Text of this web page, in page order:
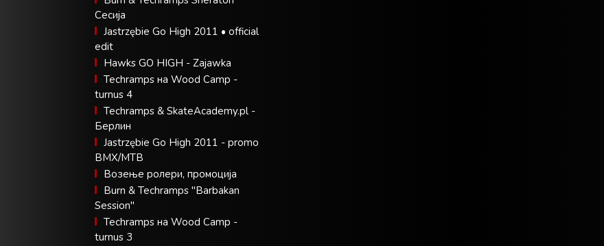
Сесија
Jastrzębie Go High 2011 • official
edit
Hawks GO HIGH - Zajawka
Techramps на Wood Camp -
turnus 4
Techramps & SkateAcademy.pl -
Берлин
Jastrzębie Go High 2011 - promo
BMX/MTB
Возење ролери, промоција
Burn & Techramps "Barbakan
Session"
Techramps на Wood Camp -
turnus 3